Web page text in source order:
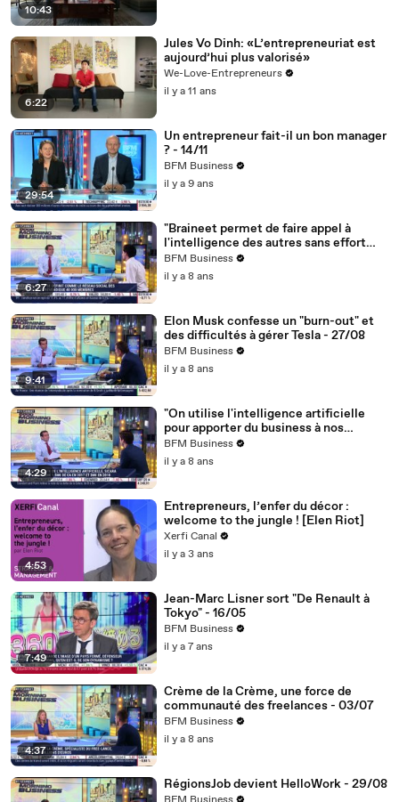
10:43
6:22
Jules Vo Dinh: «L’entrepreneuriat est
aujourd’hui plus valorisé»
We-Love-Entrepreneurs
il y a 11 ans
29:54
Un entrepreneur fait-il un bon manager
? - 14/11
BFM Business
il y a 9 ans
6:27
"Braineet permet de faire appel à
l'intelligence des autres sans effort
pour trouver les meilleures décisions",
Jonathan Livescault - 26/04
BFM Business
il y a 8 ans
9:41
Elon Musk confesse un "burn-out" et
des difficultés à gérer Tesla - 27/08
BFM Business
il y a 8 ans
4:29
"On utilise l'intelligence artificielle
pour apporter du business à nos
clients", Benoît Sicara - 26/06
BFM Business
il y a 8 ans
4:53
Entrepreneurs, l’enfer du décor :
welcome to the jungle ! [Elen Riot]
Xerfi Canal
il y a 3 ans
7:49
Jean-Marc Lisner sort "De Renault à
Tokyo" - 16/05
BFM Business
il y a 7 ans
4:37
Crème de la Crème, une force de
communauté des freelances - 03/07
BFM Business
il y a 8 ans
RégionsJob devient HelloWork - 29/08